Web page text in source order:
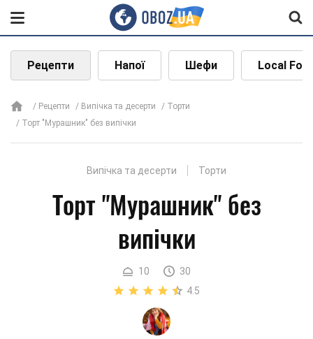
Рецепти Напої Шефи Local
Рецепти Випічка та десерти
Торти
Торт "Мурашник" без випічки
Випічка та десерти Торти
Торт "Мурашник" без
випічки
10
30
4.5